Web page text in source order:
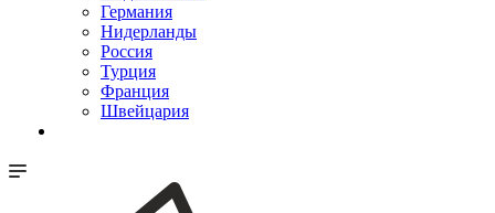
Германия
Нидерланды
Россия
Турция
Франция
Швейцария